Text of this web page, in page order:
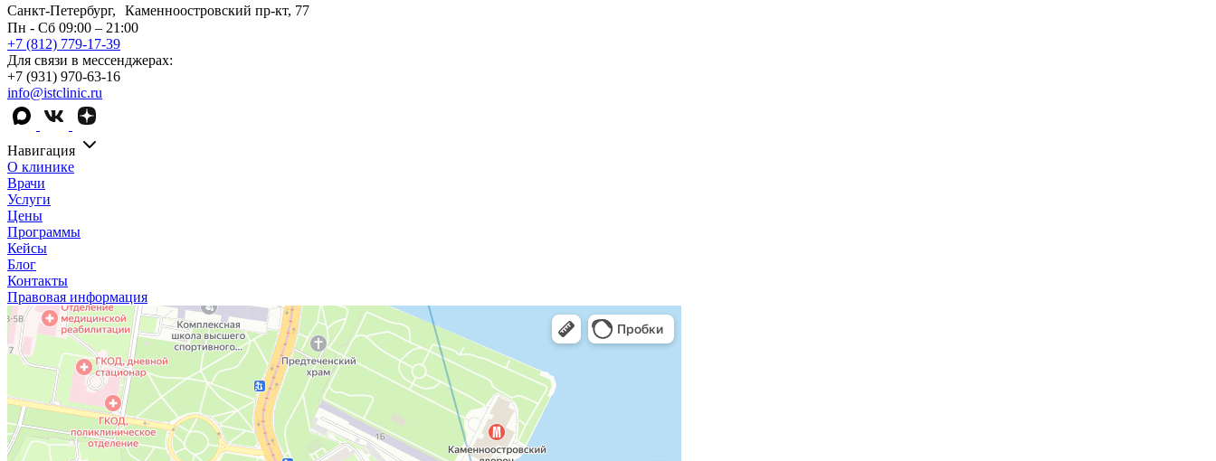
Санкт-Петербург, Каменноостровский пр-кт, 77
Пн - Сб 09:00 – 21:00
+7 (812) 779-17-39
Для связи в мессенджерах:
+7 (931) 970-63-16
info@istclinic.ru
Навигация
О клинике
Врачи
Услуги
Цены
Программы
Кейсы
Блог
Контакты
Правовая информация